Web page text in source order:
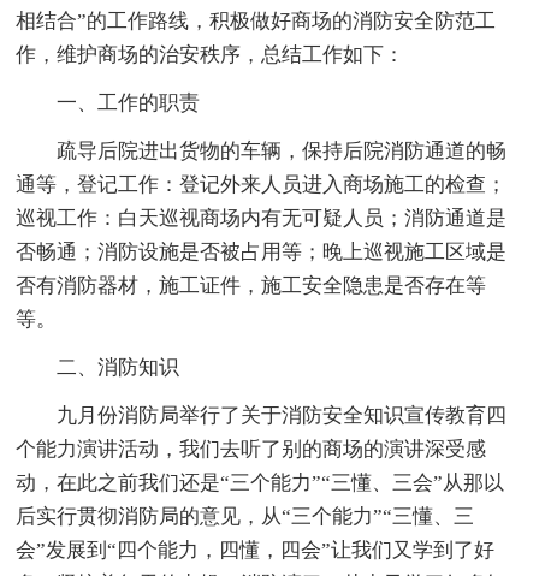
相结合”的工作路线，积极做好商场的消防安全防范工
作，维护商场的治安秩序，总结工作如下：
一、工作的职责
疏导后院进出货物的车辆，保持后院消防通道的畅
通等，登记工作：登记外来人员进入商场施工的检查；
巡视工作：白天巡视商场内有无可疑人员；消防通道是
否畅通；消防设施是否被占用等；晚上巡视施工区域是
否有消防器材，施工证件，施工安全隐患是否存在等
等。
二、消防知识
九月份消防局举行了关于消防安全知识宣传教育四
个能力演讲活动，我们去听了别的商场的演讲深受感
动，在此之前我们还是“三个能力”“三懂、三会”从那以
后实行贯彻消防局的意见，从“三个能力”“三懂、三
会”发展到“四个能力，四懂，四会”让我们又学到了好